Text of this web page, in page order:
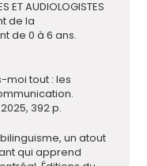
ET AUDIOLOGISTES
de la
de 0 à 6 ans.
moi tout : les
392 p.
bilinguisme, un atout
qui apprend